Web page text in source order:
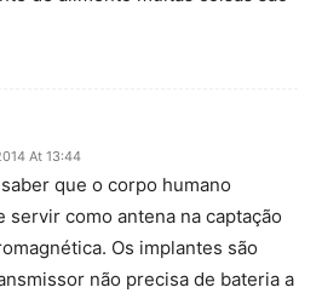
At 13:44
que o corpo humano
servir como antena na captação
Os implantes são
não precisa de bateria a